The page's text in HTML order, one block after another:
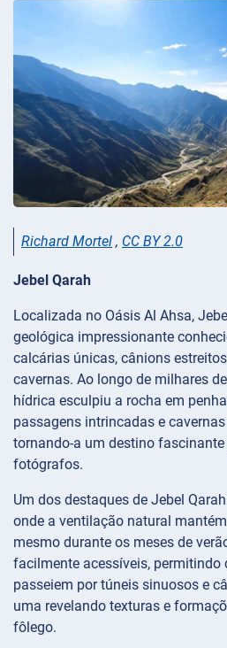
Richard Mortel , CC BY 2.0
Jebel Qarah
Localizada no Oásis Al Ahsa,
geológica impressionante
calcárias únicas, cânions
cavernas. Ao longo de milhares
hídrica esculpiu a rocha em
passagens intrincadas e
tornando-a um destino
fotógrafos.
Um dos destaques de Jebel
onde a ventilação natural
mesmo durante os meses de
facilmente acessíveis, permitindo
passeiem por túneis sinuosos e
uma revelando texturas e
fôlego.